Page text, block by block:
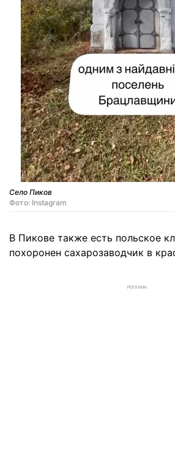
Село Пиков
Фото: Instagram
В Пикове также есть польское
похоронен сахарозаводчик в
РЕКЛАМА